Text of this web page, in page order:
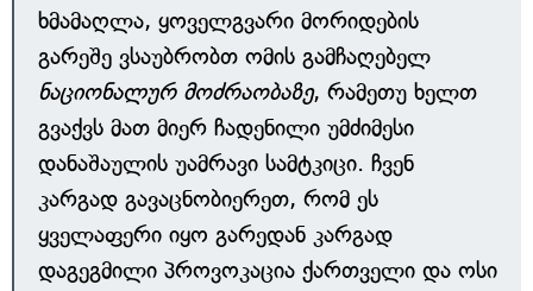
ხმამაღლა, ყოველგვარი მორიდების
გარეშე ვსაუბრობთ ომის გამჩაღებელ
ნაციონალურ მოძრაობაზე, რამეთუ ხელთ
გვაქვს მათ მიერ ჩადენილი უმძიმესი
დანაშაულის უამრავი სამტკიცი. ჩვენ
კარგად გავაცნობიერეთ, რომ ეს
ყველაფერი იყო გარედან კარგად
დაგეგმილი პროვოკაცია ქართველი და ოსი